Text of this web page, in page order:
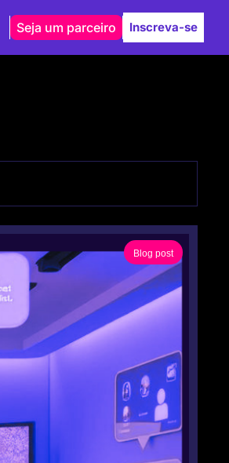
Seja um parceiro Inscreva-se
Blog post